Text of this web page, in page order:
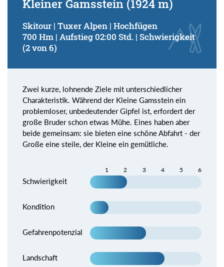
Kleiner Gamsstein (1924 m)
Skitour | Tuxer Alpen | Hochfügen
700 Hm | Aufstieg 02:00 Std. | Schwierigkeit
(2 von 6)
Zwei kurze, lohnende Ziele mit unterschiedlicher
Charakteristik. Während der Kleine Gamsstein ein
problemloser, unbedeutender Gipfel ist, erfordert der
große Bruder schon etwas Mühe. Eines haben aber
beide gemeinsam: sie bieten eine schöne Abfahrt - der
Große eine steile, der Kleine ein gemütliche.
1 2 3 4 5 6
Schwierigkeit
Kondition
Gefahrenpotenzial
Landschaft